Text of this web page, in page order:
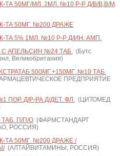
ТА 50МГ/МЛ. 2МЛ. №10 Р-Р Д/В/В,В/М
ТА 50МГ. №200 ДРАЖЕ
ТА 5% 1МЛ. №10 Р-Р Д/ИН. АМП.
АПЕЛЬСИН №24 ТАБ.(Бутс
Великобритания)
500МГ.+150МГ. №10 ТАБ.
ПРЕДПРИЯТИЕ
ПОР. Д/Р-РА Д/ДЕТ. ФЛ.(ЦИТОМЕД
П/П/О(ФАРМСТАНДАРТ
РОССИЯ)
ТА 50МГ. №200 ДРАЖЕ /
(АЛТАЙВИТАМИНЫ, РОССИЯ)